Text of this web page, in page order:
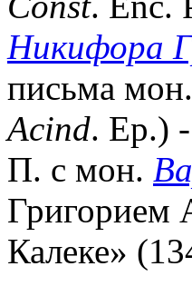
Никифора
письма мон.
Acind. Ep.)
П. с мон.
Григорием
Калеке»